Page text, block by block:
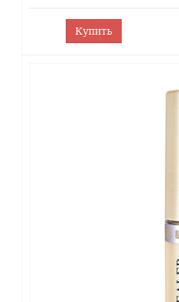
Купить